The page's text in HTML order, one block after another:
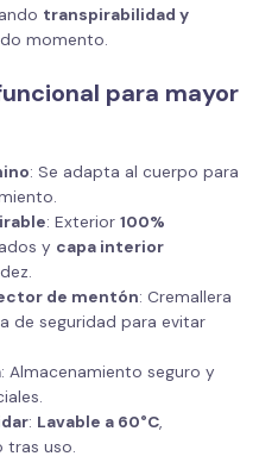
transpirabilidad y
momento.
para mayor
: Se adapta al cuerpo para
: Exterior 100%
y capa interior
de mentón: Cremallera
de seguridad para evitar
: Almacenamiento seguro y
: Lavable a 60°C,
tras uso.